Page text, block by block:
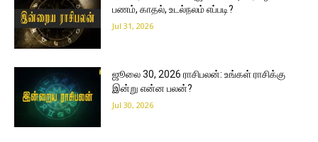
பணம், காதல், உடல்நலம் எப்படி?
Jul 31, 2026
ஜூலை 30, 2026 ராசிபலன்: உங்கள் ராசிக்கு
இன்று என்ன பலன்?
Jul 30, 2026